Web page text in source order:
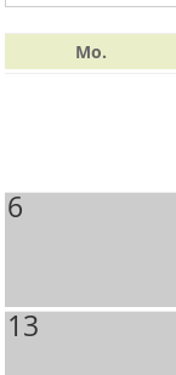
Mo.
6
13